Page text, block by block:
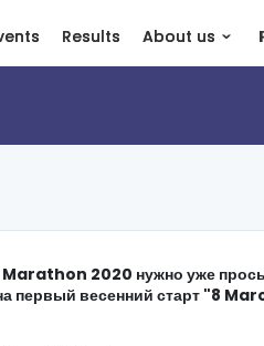
Results About us
2020 нужно уже
первый весенний старт "8